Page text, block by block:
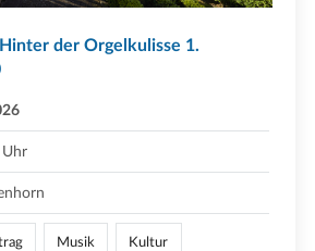
der Orgelkulisse 1.
Musik Kultur